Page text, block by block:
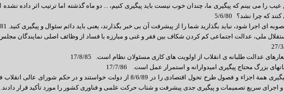
لازم را به عمل آورید. ساعت مراجعه
design@sitesaz.ir : طراحی سایت
عیب را می بینم که پیگیری ما، چندان خوب نیست باید پیگیری کنیم، ... دو ماه گذشته اما ترتیب اثر داده
که چرا نشد؟ 5/6/80
ای اجرا شود، نباید بگذارید شما را از پیشرفت آن بی خبر بگذارند، یعنی باید دائم سئوال و پیگیری کنید. 4/6/81
ملی، عدالت اجتماعی کم کردن شکاف بین فقر و غنی و مبارزه با فساد از وظائف اصلی نمایندگان
عدالت طلبانه ی انقلاب از اولویت های کاری مسئولان نظام است. 17/8/85
بزرگ محتاج پیگیری امیدوارانه و استمرار عمل است. 17/7/86
معظمٌ له پیگیری همة اجزاء و فصول طرح تحول اقتصادی را در 8/6/89 از دولت خواستند و در
و اجرای سریع تصمیمات و پیگیری جدی پیشرفت و شتاب حرکت علمی و فناوری کشور را مورد تأکید قرار دادند. 26/7/93